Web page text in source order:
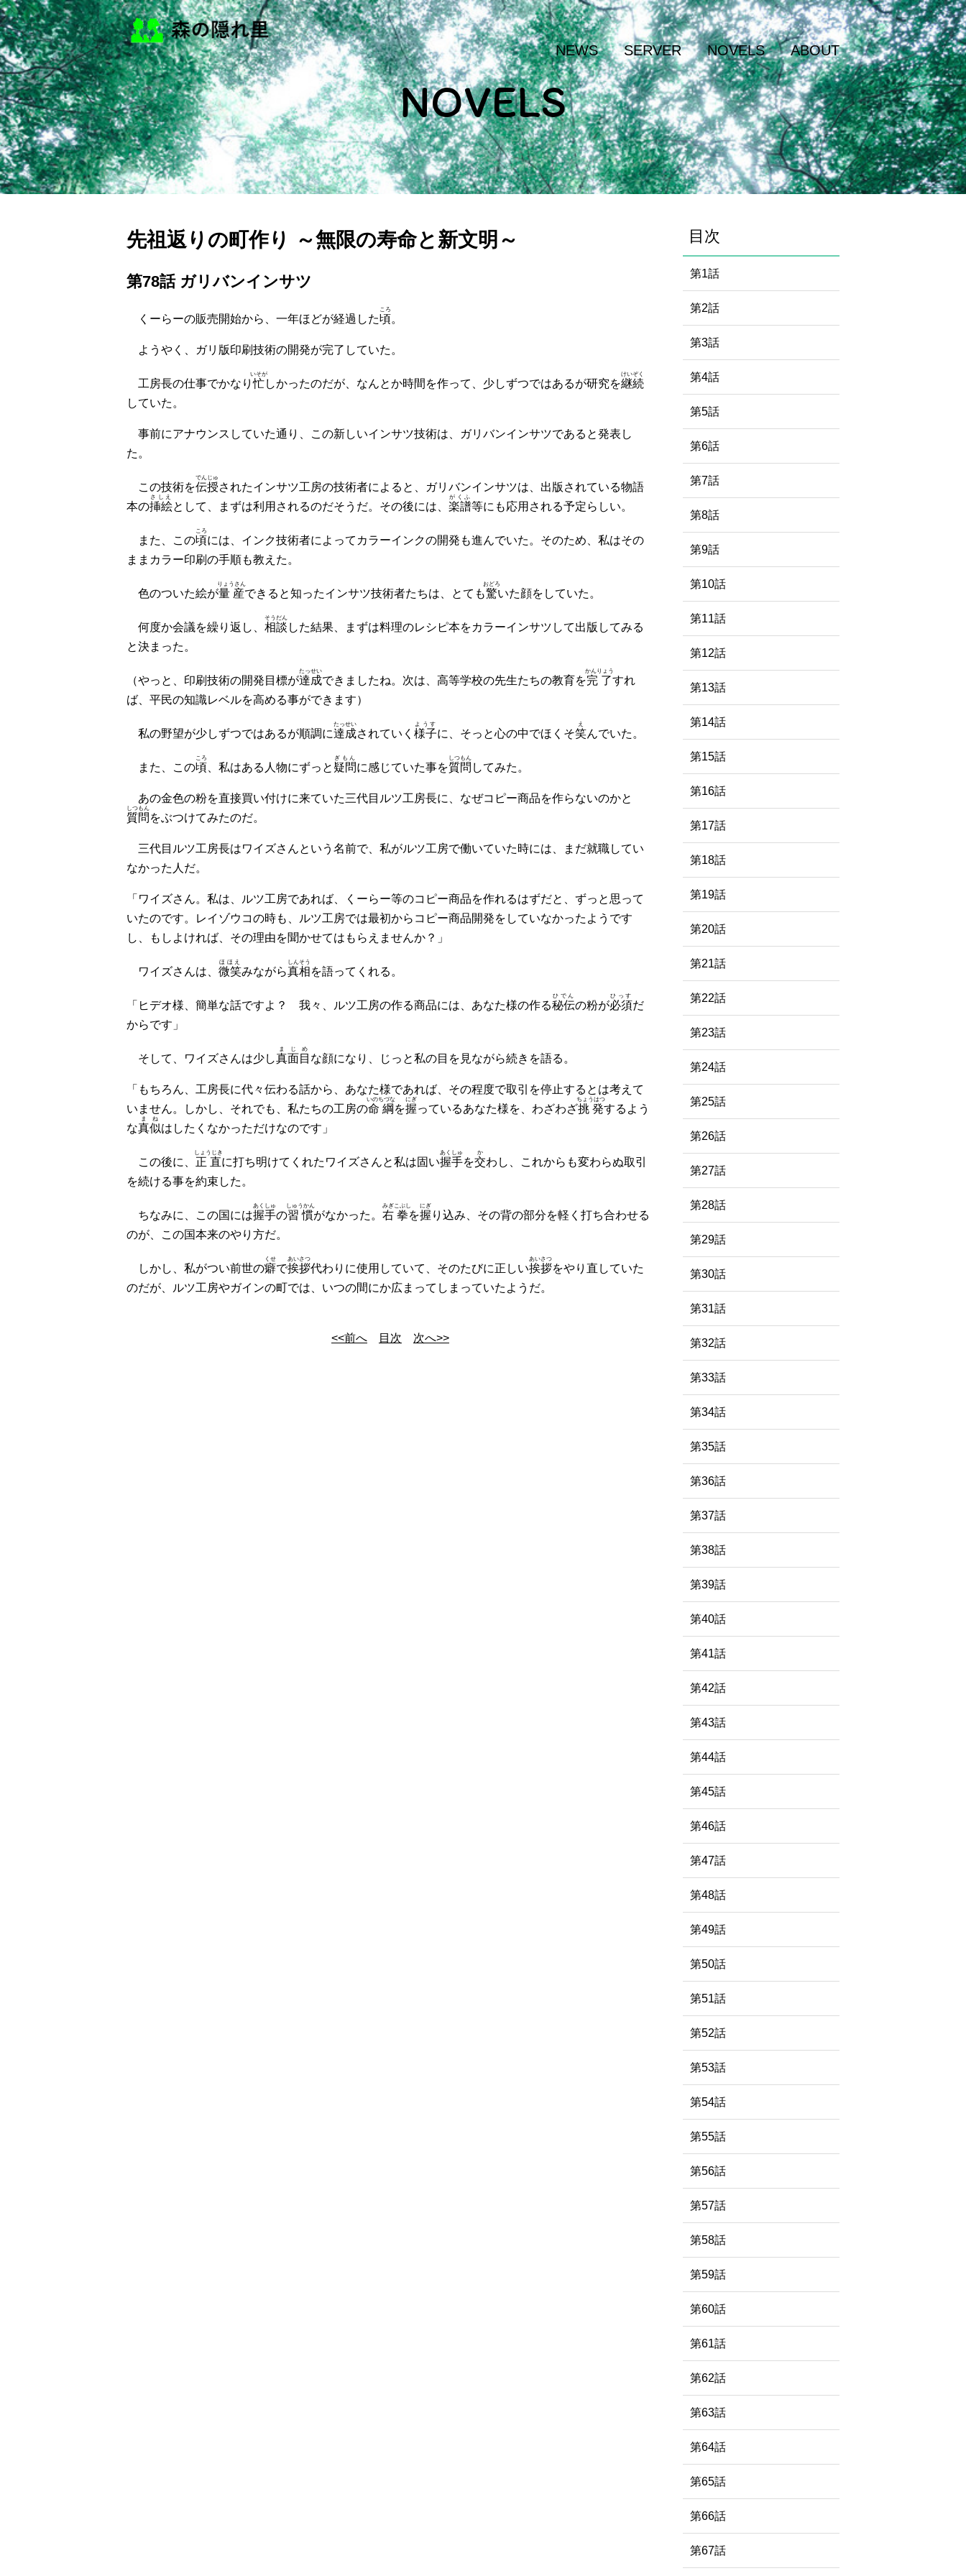
NEWS SERVER NOVELS ABOUT
NOVELS
先祖返りの町作り ～無限の寿命と新文明～
第78話 ガリバンインサツ
くーらーの販売開始から、一年ほどが経過した頃
ころ
。
ようやく、ガリ版印刷技術の開発が完了していた。
工房長の仕事でかなり忙
いそが
しかったのだが、なんとか時間を作って、少しずつではあるが研究を継続
けいぞく
していた。
事前にアナウンスしていた通り、この新しいインサツ技術は、ガリバンインサツであると発表し
た。
この技術を伝授
でんじゅ
されたインサツ工房の技術者によると、ガリバンインサツは、出版されている物語
本の挿絵
さしえ
として、まずは利用されるのだそうだ。その後には、 楽譜
がくふ
等にも応用される予定らしい。
また、この頃
ころ
には、インク技術者によってカラーインクの開発も進んでいた。そのため、私はその
ままカラー印刷の手順も教えた。
色のついた絵が量産
りょうさん
できると知ったインサツ技術者たちは、とても驚
おどろ
いた顔をしていた。
何度か会議を繰り返し、 相談
そうだん
した結果、まずは料理のレシピ本をカラーインサツして出版してみる
と決まった。
（やっと、印刷技術の開発目標が達成
たっせい
できましたね。次は、高等学校の先生たちの教育を完了
かんりょう
すれ
ば、平民の知識レベルを高める事ができます）
私の野望が少しずつではあるが順調に達成
たっせい
されていく 様子
ようす
に、そっと心の中でほくそ笑
え
んでいた。
また、この頃
ころ
、私はある人物にずっと 疑問
ぎもん
に感じていた事を質問
しつもん
してみた。
あの金色の粉を直接買い付けに来ていた三代目ルツ工房長に、なぜコピー商品を作らないのかと
質問
しつもん
をぶつけてみたのだ。
三代目ルツ工房長はワイズさんという名前で、私がルツ工房で働いていた時には、まだ就職してい
なかった人だ。
「ワイズさん。私は、ルツ工房であれば、くーらー等のコピー商品を作れるはずだと、ずっと思って
いたのです。レイゾウコの時も、ルツ工房では最初からコピー商品開発をしていなかったようです
し、もしよければ、その理由を聞かせてはもらえませんか？」
ワイズさんは、 微笑
ほほえ
みながら真相
しんそう
を語ってくれる。
「ヒデオ様、簡単な話ですよ？ 我々、ルツ工房の作る商品には、あなた様の作る秘伝
ひでん
の粉が必須
ひっす
だ
からです」
そして、ワイズさんは少し真面目
まじめ
な顔になり、じっと私の目を見ながら続きを語る。
「もちろん、工房長に代々伝わる話から、あなた様であれば、その程度で取引を停止するとは考えて
いません。しかし、それでも、私たちの工房の命綱
いのちづな
を握
にぎ
っているあなた様を、わざわざ挑発
ちょうはつ
するよう
な真似
まね
はしたくなかっただけなのです」
この後に、 正直
しょうじき
に打ち明けてくれたワイズさんと私は固い握手
あくしゅ
を交
か
わし、これからも変わらぬ取引
を続ける事を約束した。
ちなみに、この国には握手
あくしゅ
の習慣
しゅうかん
がなかった。 右
みぎ
拳
こぶし
を握
にぎ
り込み、その背の部分を軽く打ち合わせる
のが、この国本来のやり方だ。
しかし、私がつい前世の癖
くせ
で挨拶
あいさつ
代わりに使用していて、そのたびに正しい挨拶
あいさつ
をやり直していた
のだが、ルツ工房やガインの町では、いつの間にか広まってしまっていたようだ。
<<前へ 目次 次へ>>
目次
第1話
第2話
第3話
第4話
第5話
第6話
第7話
第8話
第9話
第10話
第11話
第12話
第13話
第14話
第15話
第16話
第17話
第18話
第19話
第20話
第21話
第22話
第23話
第24話
第25話
第26話
第27話
第28話
第29話
第30話
第31話
第32話
第33話
第34話
第35話
第36話
第37話
第38話
第39話
第40話
第41話
第42話
第43話
第44話
第45話
第46話
第47話
第48話
第49話
第50話
第51話
第52話
第53話
第54話
第55話
第56話
第57話
第58話
第59話
第60話
第61話
第62話
第63話
第64話
第65話
第66話
第67話